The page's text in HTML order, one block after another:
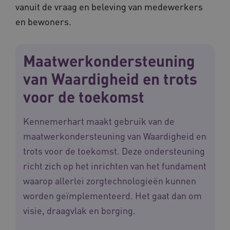
vanuit de vraag en beleving van medewerkers
en bewoners.
Maatwerkondersteuning
van Waardigheid en trots
voor de toekomst
Kennemerhart maakt gebruik van de
maatwerkondersteuning van Waardigheid en
trots voor de toekomst. Deze ondersteuning
richt zich op het inrichten van het fundament
waarop allerlei zorgtechnologieën kunnen
worden geïmplementeerd. Het gaat dan om
visie, draagvlak en borging.